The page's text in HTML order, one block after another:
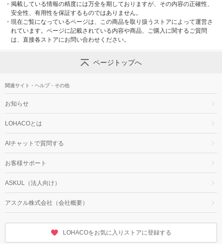
・ 掲載している情報の精度には万全を期しておりますが、その内容の正確性、
安全性、有用性を保証するものではありません。
・ 現在ご覧になっているページは、この商品を取り扱うストアによって運営さ
れています。ページに記載されている内容や商品、ご購入に関するご質問
は、直接各ストアにお問い合わせください。
ページトップへ
関連サイト・ヘルプ・その他
お知らせ
LOHACOとは
AIチャットで質問する
お客様サポート
ASKUL（法人向け）
アスクル株式会社（会社概要）
LOHACOをお気に入りストアに登録する